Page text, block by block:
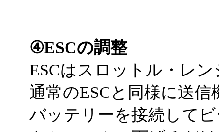
④ESCの調整
ESCはスロットル・レ
通常のESCと同様に送
バッテリーを接続して